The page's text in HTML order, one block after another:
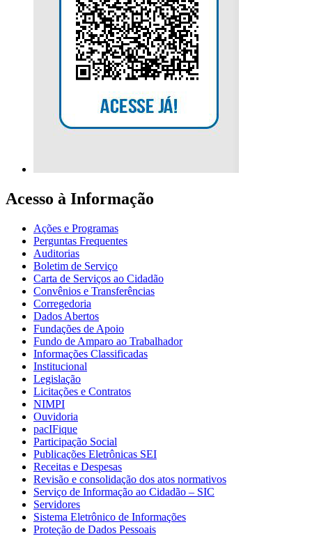
Acesso à Informação
Ações e Programas
Perguntas Frequentes
Auditorias
Boletim de Serviço
Carta de Serviços ao Cidadão
Convênios e Transferências
Corregedoria
Dados Abertos
Fundações de Apoio
Fundo de Amparo ao Trabalhador
Informações Classificadas
Institucional
Legislação
Licitações e Contratos
NIMPI
Ouvidoria
pacIFique
Participação Social
Publicações Eletrônicas SEI
Receitas e Despesas
Revisão e consolidação dos atos normativos
Serviço de Informação ao Cidadão – SIC
Servidores
Sistema Eletrônico de Informações
Proteção de Dados Pessoais